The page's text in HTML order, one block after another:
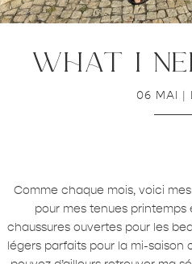
what i
06 MAI |
Comme chaque mois, voici
pour mes tenues printemps
chaussures ouvertes pour les
légers parfaits pour la mi-saison